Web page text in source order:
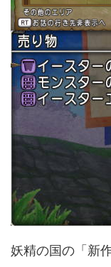
妖精の国の「新